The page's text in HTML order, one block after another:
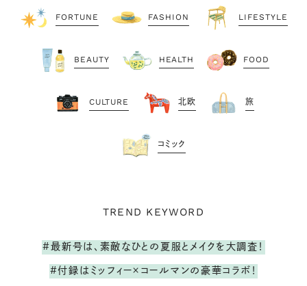
FORTUNE FASHION LIFESTYLE
BEAUTY HEALTH FOOD
CULTURE 北欧 旅
コミック
TREND KEYWORD
#最新号は、素敵なひとの夏服とメイクを大調査！
#付録はミッフィー×コールマンの豪華コラボ！